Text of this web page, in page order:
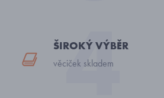
ŠIROKÝ VÝBĚR
věciček skladem